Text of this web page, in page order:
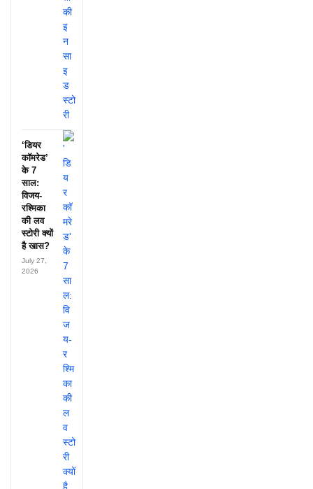
‘डियर
कॉमरेड’
के 7
साल:
विजय-
रश्मिका
की लव
स्टोरी क्यों
है खास?
July 27,
2026